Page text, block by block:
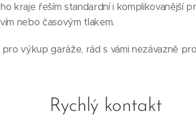
kraje řeším standardní i komplikovanější
nebo časovým tlakem.
výkup garáže, rád s vámi nezávazně
Rychlý kontakt